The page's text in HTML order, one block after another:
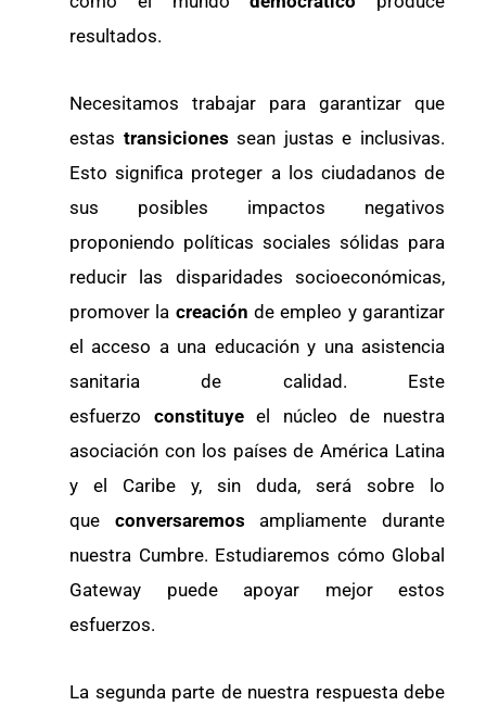
resultados.
Necesitamos trabajar para garantizar que
estas transicionessean justas e inclusivas.
Esto significa proteger a los ciudadanos de
sus posibles impactos negativos
proponiendo políticas sociales sólidas para
reducir las disparidades socioeconómicas,
promover la creaciónde empleo y garantizar
el acceso a una educación y una asistencia
sanitaria de calidad. Este
esfuerzo constituyeel núcleo de nuestra
asociación con los países de América Latina
y el Caribe y, sin duda, será sobre lo
que conversaremos ampliamente durante
nuestra Cumbre. Estudiaremos cómo Global
Gateway puede apoyar mejor estos
esfuerzos.
La segunda parte de nuestra respuesta debe